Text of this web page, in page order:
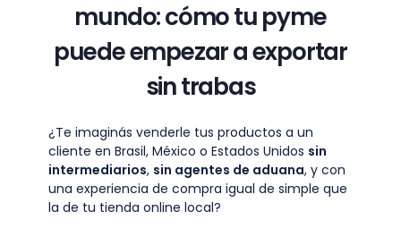
mundo: cómo tu pyme
puede empezar a exportar
sin trabas
¿Te imaginás venderle tus productos a un
cliente en Brasil, México o Estados Unidos sin
intermediarios, sin agentes de aduana, y con
una experiencia de compra igual de simple que
la de tu tienda online local?